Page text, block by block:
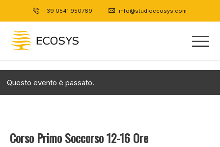
+39 0541 950769 info@studioecosys.com
Questo evento è passato.
Corso Primo Soccorso 12-16 Ore